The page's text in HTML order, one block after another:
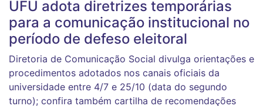
UFU adota diretrizes temporárias
para a comunicação institucional no
período de defeso eleitoral
Diretoria de Comunicação Social divulga orientações e
procedimentos adotados nos canais oficiais da
universidade entre 4/7 e 25/10 (data do segundo
turno); confira também cartilha de recomendações